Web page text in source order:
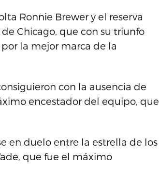
Ronnie Brewer y el reserva
Chicago, que con su triunfo
la mejor marca de la
con la ausencia de
encestador del equipo, que
en duelo entre la estrella de los
que fue el máximo